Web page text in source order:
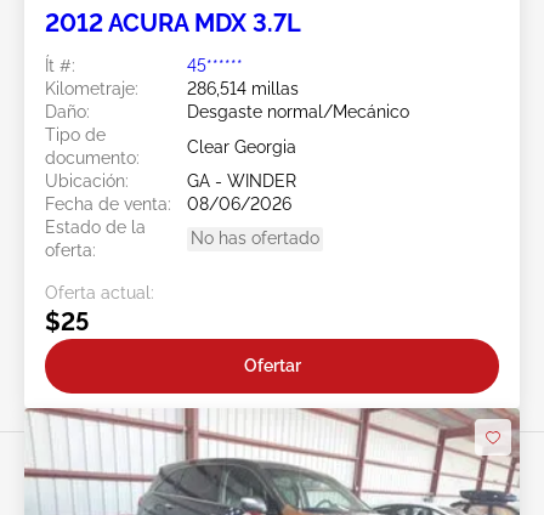
2012 ACURA MDX 3.7L
Ít #:
45******
Kilometraje:
286,514 millas
Daño:
Desgaste normal/Mecánico
Tipo de
documento:
Clear Georgia
Ubicación:
GA - WINDER
Fecha de venta:
08/06/2026
Estado de la
oferta:
No has ofertado
Oferta actual:
$25
Ofertar